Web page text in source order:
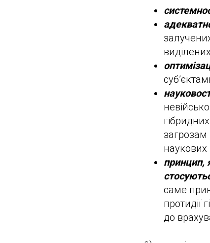
загрозам
наукових
принцип,
саме
до